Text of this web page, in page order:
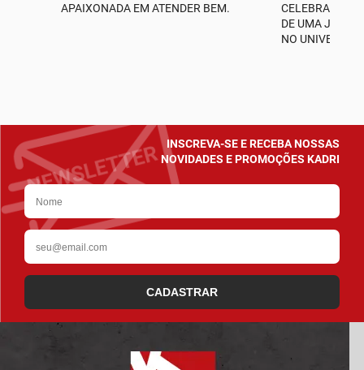
APAIXONADA EM ATENDER BEM.
CELEBRAMOS
DE UMA
NO UNIVERSO
INSCREVA-SE E RECEBA NOSSAS
NOVIDADES E PROMOÇÕES KADRI
CADASTRAR